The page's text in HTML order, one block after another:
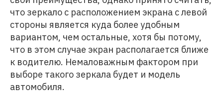
что зеркало с расположением экрана с левой
стороны является куда более удобным
вариантом, чем остальные, хотя бы потому,
что в этом случае экран располагается ближе
к водителю. Немаловажным фактором при
выборе такого зеркала будет и модель
автомобиля.